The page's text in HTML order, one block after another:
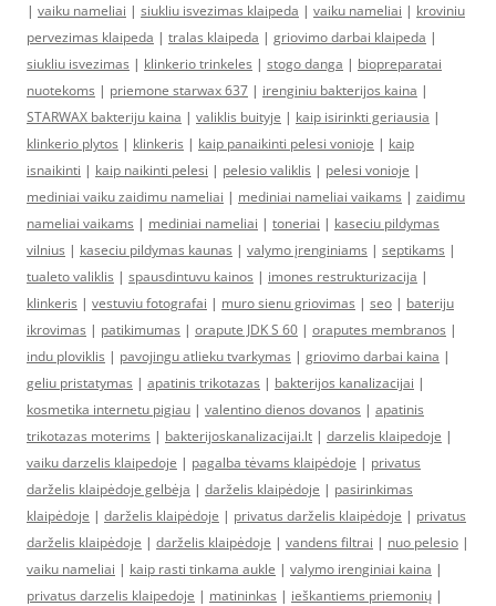
| vaiku nameliai | siukliu isvezimas klaipeda | vaiku nameliai | kroviniu
pervezimas klaipeda | tralas klaipeda | griovimo darbai klaipeda |
siukliu isvezimas | klinkerio trinkeles | stogo danga | biopreparatai
nuotekoms | priemone starwax 637 | irenginiu bakterijos kaina |
STARWAX bakteriju kaina | valiklis buityje | kaip isirinkti geriausia |
klinkerio plytos | klinkeris | kaip panaikinti pelesi vonioje | kaip
isnaikinti | kaip naikinti pelesi | pelesio valiklis | pelesi vonioje |
mediniai vaiku zaidimu nameliai | mediniai nameliai vaikams | zaidimu
nameliai vaikams | mediniai nameliai | toneriai | kaseciu pildymas
vilnius | kaseciu pildymas kaunas | valymo įrenginiams | septikams |
tualeto valiklis | spausdintuvu kainos | imones restrukturizacija |
klinkeris | vestuviu fotografai | muro sienu griovimas | seo | bateriju
ikrovimas | patikimumas | orapute JDK S 60 | oraputes membranos |
indu ploviklis | pavojingu atlieku tvarkymas | griovimo darbai kaina |
geliu pristatymas | apatinis trikotazas | bakterijos kanalizacijai |
kosmetika internetu pigiau | valentino dienos dovanos | apatinis
trikotazas moterims | bakterijoskanalizacijai.lt | darzelis klaipedoje |
vaiku darzelis klaipedoje | pagalba tėvams klaipėdoje | privatus
darželis klaipėdoje gelbėja | darželis klaipėdoje | pasirinkimas
klaipėdoje | darželis klaipėdoje | privatus darželis klaipėdoje | privatus
darželis klaipėdoje | darželis klaipėdoje | vandens filtrai | nuo pelesio |
vaiku nameliai | kaip rasti tinkama aukle | valymo irenginiai kaina |
privatus darzelis klaipedoje | matininkas | ieškantiems priemonių |